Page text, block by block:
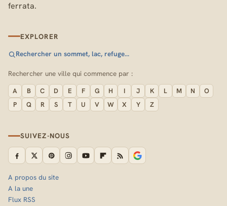
ferrata.
EXPLORER
Rechercher un sommet, lac, refuge…
Rechercher une ville qui commence par :
A B C D E F G H I J K L M N
O
P
Q R S T U V W X Y Z
SUIVEZ-NOUS
A propos du site
A la une
Flux RSS